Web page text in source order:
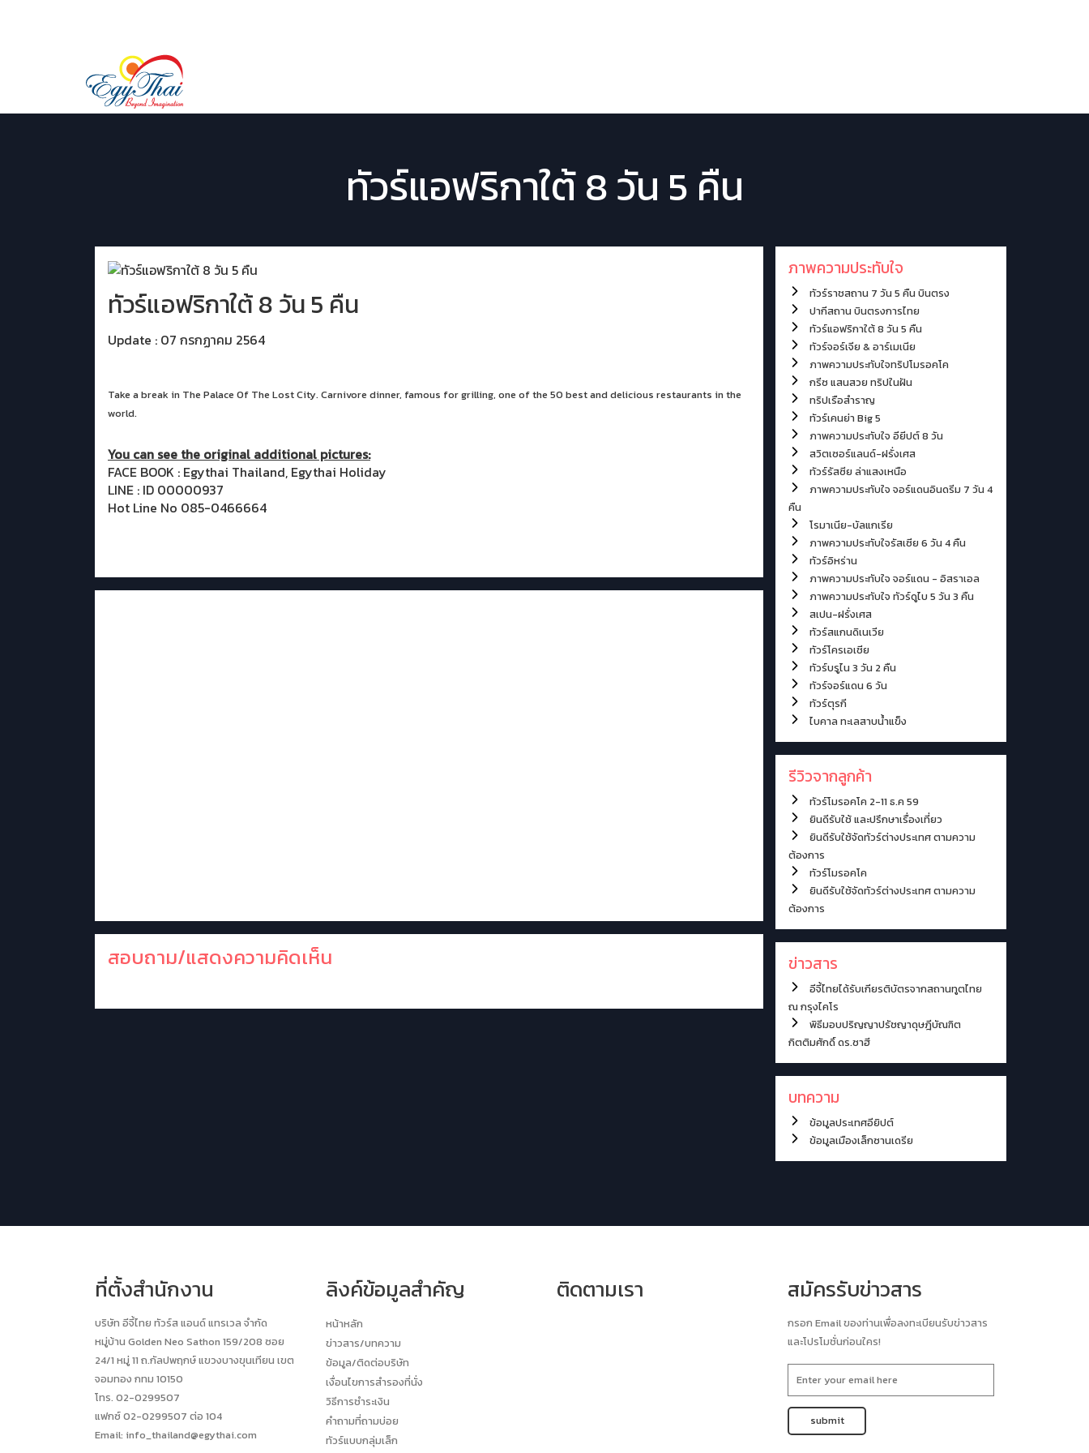
ทัวร์แอฟริกาใต้ 8 วัน 5 คืน
ทัวร์แอฟริกาใต้ 8 วัน 5 คืน
Update : 07 กรกฏาคม 2564
Take a break in The Palace Of The Lost City. Carnivore dinner, famous for grilling, one of the 50 best and delicious restaurants in the
world.
You can see the original additional pictures:
FACE BOOK : Egythai Thailand, Egythai Holiday
LINE : ID 00000937
Hot Line No 085-0466664
สอบถาม/แสดงความคิดเห็น
ภาพความประทับใจ
ทัวร์ราชสถาน 7 วัน 5 คืน บินตรง
ปากีสถาน บินตรงการไทย
ทัวร์แอฟริกาใต้ 8 วัน 5 คืน
ทัวร์จอร์เจีย & อาร์เมเนีย
ภาพความประทับใจทริปโมรอคโค
กรีซ แสนสวย ทริปในฝัน
ทริปเรือสำราญ
ทัวร์เคนย่า Big 5
ภาพความประทับใจ อียีปต์ 8 วัน
สวิตเซอร์แลนด์-ฝรั่งเศส
ทัวร์รัสซีย ล่าแสงเหนือ
ภาพความประทับใจ จอร์แดนอินดรีม 7 วัน 4
คืน
โรมาเนีย-บัลแกเรีย
ภาพความประทับใจรัสเซีย 6 วัน 4 คืน
ทัวร์อิหร่าน
ภาพความประทับใจ จอร์แดน - อิสราเอล
ภาพความประทับใจ ทัวร์ดูไบ 5 วัน 3 คืน
สเปน-ฝรั่งเศส
ทัวร์สแกนดิเนเวีย
ทัวร์โครเอเชีย
ทัวร์บรูไน 3 วัน 2 คืน
ทัวร์จอร์แดน 6 วัน
ทัวร์ตุรกี
ไบคาล ทะเลสาบน้ำแข็ง
รีวิวจากลูกค้า
ทัวร์โมรอคโค 2-11 ธ.ค 59
ยินดีรับใช้ และปรึกษาเรื่องเที่ยว
ยินดีรับใช้จัดทัวร์ต่างประเทศ ตามความ
ต้องการ
ทัวร์โมรอคโค
ยินดีรับใช้จัดทัวร์ต่างประเทศ ตามความ
ต้องการ
ข่าวสาร
อีจี้ไทยได้รับเกียรติบัตรจากสถานทูตไทย
ณ กรุงไคโร
พิธีมอบปริญญาปรัชญาดุษฎีบัณฑิต
กิตติมศักดิ์ ดร.ซาฮี
บทความ
ข้อมูลประเทศอียิปต์
ข้อมูลเมืองเล็กซานเดรีย
ที่ตั้งสำนักงาน
บริษัท อีจี้ไทย ทัวร์ส แอนด์ แทรเวล จำกัด
หมู่บ้าน Golden Neo Sathon 159/208 ซอย
24/1 หมู่ 11 ถ.กัลปพฤกษ์ แขวงบางขุนเทียน เขต
จอมทอง กทม 10150
โทร. 02-0299507
แฟกซ์ 02-0299507 ต่อ 104
Email: info_thailand@egythai.com
ลิงค์ข้อมูลสำคัญ
หน้าหลัก
ข่าวสาร/บทความ
ข้อมูล/ติดต่อบริษัท
เงื่อนไขการสำรองที่นั่ง
วิธีการชำระเงิน
คำถามที่ถามบ่อย
ทัวร์แบบกลุ่มเล็ก
ติดตามเรา สมัครรับข่าวสาร
กรอก Email ของท่านเพื่อลงทะเบียนรับข่าวสาร
และโปรโมชั่นก่อนใคร!